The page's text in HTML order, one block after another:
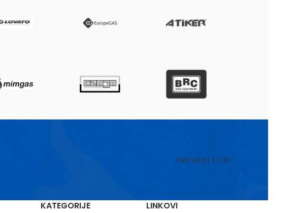
+387 66 11 17 00
KATEGORIJE LINKOVI